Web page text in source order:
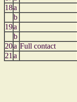
18a
b
19a
b
20a Full contact
21 a